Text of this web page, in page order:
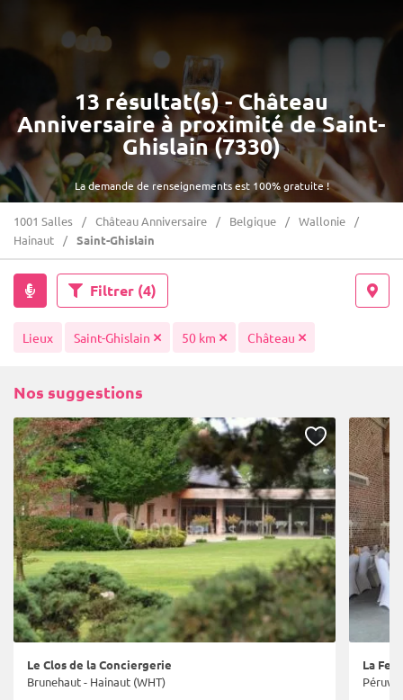
La demande de renseignements est 100% gratuite !
13 résultat(s) - Château
Anniversaire à proximité de Saint-
Ghislain (7330)
1001 Salles Château Anniversaire Belgique
Wallonie
Hainaut
Saint-Ghislain
Filtrer (4)
Lieux Saint-Ghislain 50 km Château
Nos suggestions
Le Clos de la Conciergerie
Brunehaut - Hainaut (WHT)
La